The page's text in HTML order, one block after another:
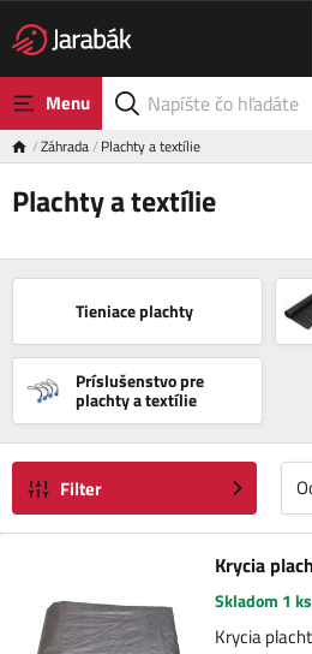
Menu
Záhrada Plachty a textílie
Plachty a textílie
Tieniace plachty
Príslušenstvo pre
plachty a textílie
Filter
Krycia
Skladom 1 ks
Krycia